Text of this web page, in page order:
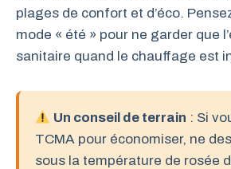
plages de confort et d’éco.
mode « été » pour ne garder que
sanitaire quand le chauffage est
Un conseil de terrain : Si
TCMA pour économiser, ne
sous la température de rosée